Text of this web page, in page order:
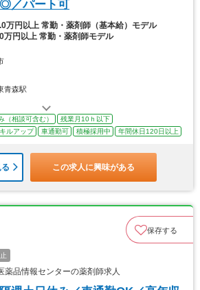
／パート可
万円以上 常勤・薬剤師（基本給）モデル
万円以上 常勤・薬剤師モデル
青森駅
（相談可含む）
残業月10ｈ以下
ルアップ 車通勤可 積極採用中 年間休日120日以上
この求人に興味がある
保存する
品情報センターの薬剤師求人